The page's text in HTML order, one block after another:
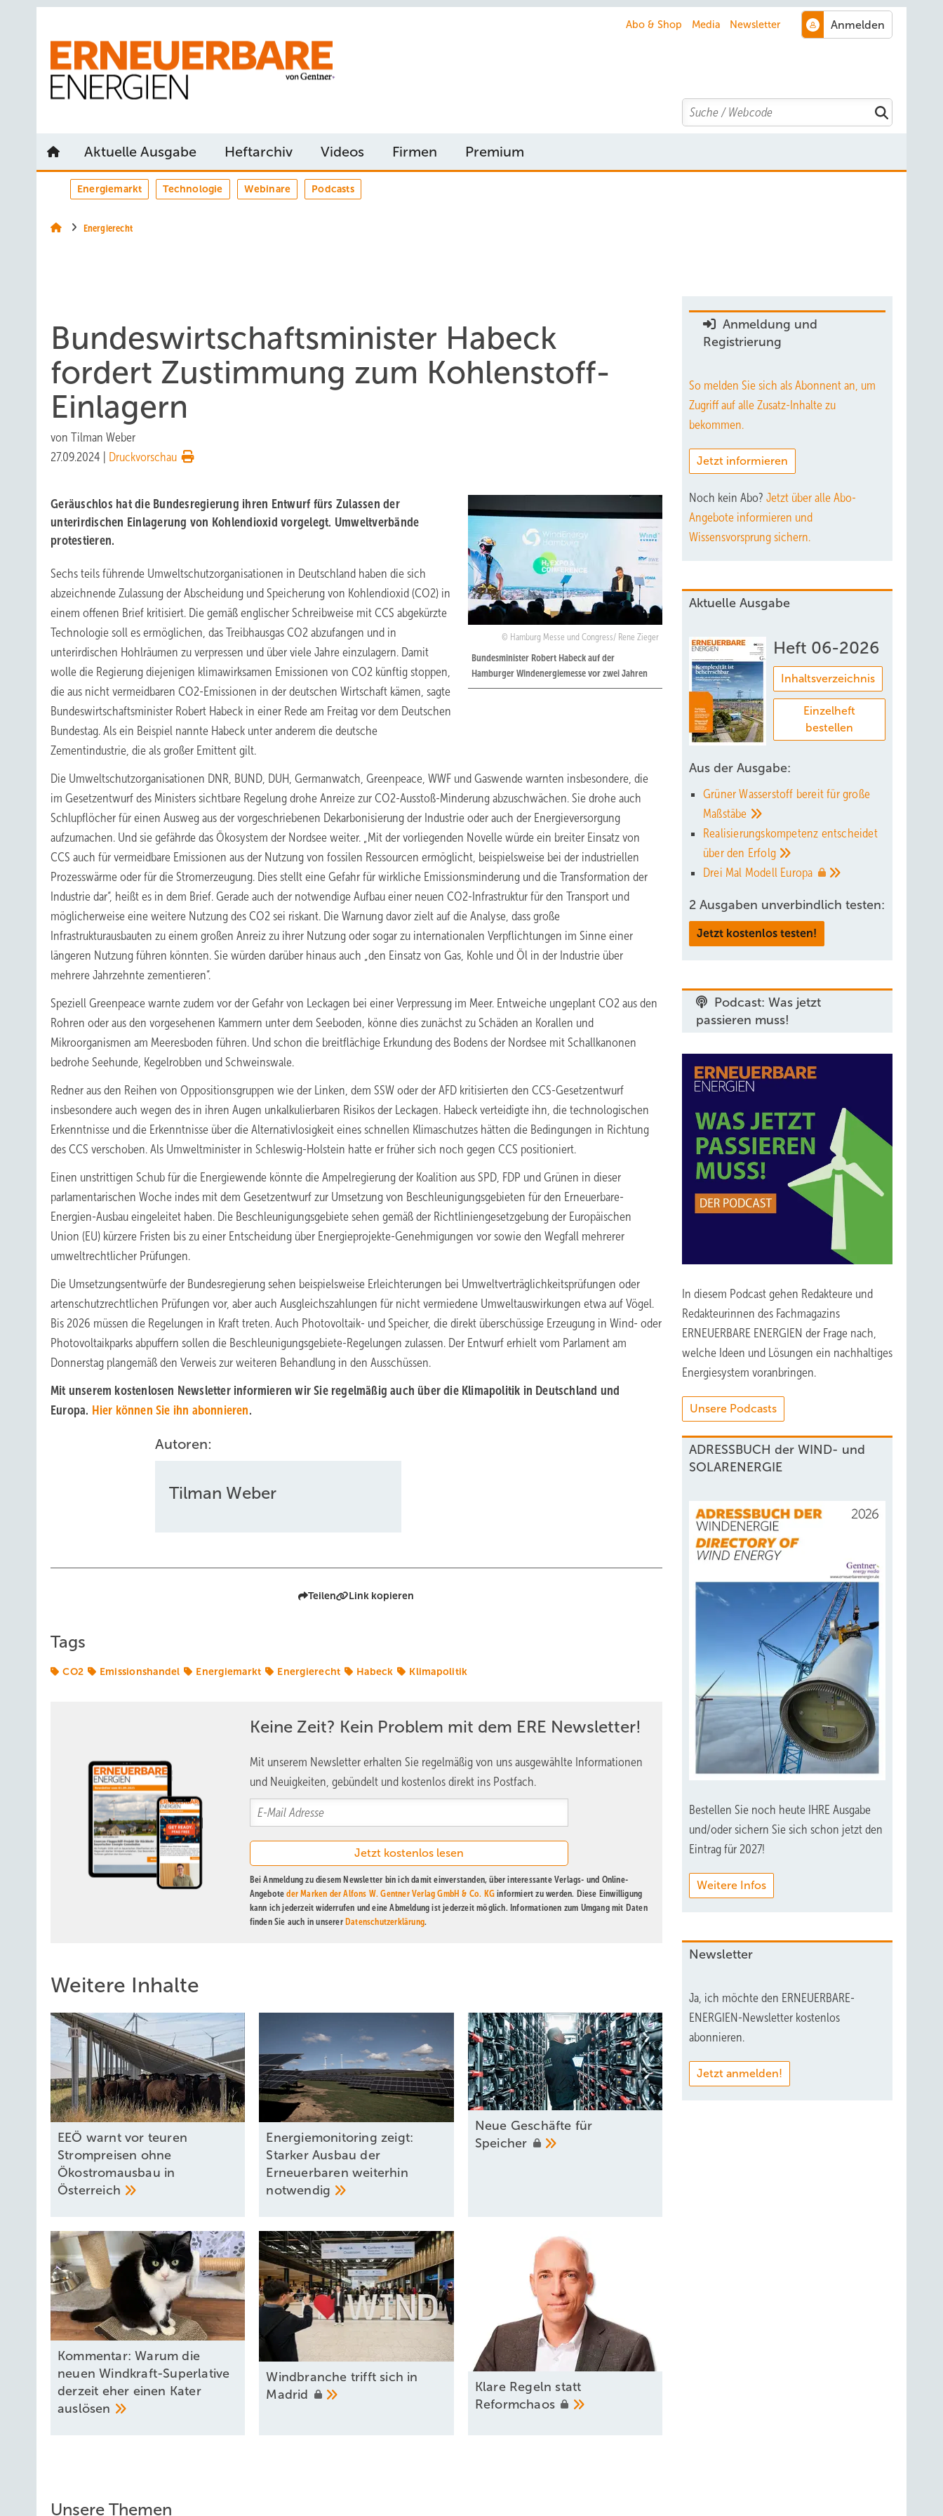
Abo & Shop Media Newsletter
Search
Aktuelle Ausgabe Heftarchiv Videos Firmen Premium
Energiemarkt Technologie Webinare Podcasts
Energierecht
Bundeswirtschaftsminister Habeck
fordert Zustimmung zum Kohlenstoff-
Einlagern
von Tilman Weber
27.09.2024
Druckvorschau
Hamburg Messe und Congress/ Rene Zieger
Bundesminister Robert Habeck auf der
Hamburger Windenergiemesse vor zwei Jahren
Geräuschlos hat die Bundesregierung ihren Entwurf fürs Zulassen der
unterirdischen Einlagerung von Kohlendioxid vorgelegt. Umweltverbände
protestieren.
Sechs teils führende Umweltschutzorganisationen in Deutschland haben die sich
abzeichnende Zulassung der Abscheidung und Speicherung von Kohlendioxid (CO2) in
einem offenen Brief kritisiert. Die gemäß englischer Schreibweise mit CCS abgekürzte
Technologie soll es ermöglichen, das Treibhausgas CO2 abzufangen und in
unterirdischen Hohlräumen zu verpressen und über viele Jahre einzulagern. Damit
wolle die Regierung diejenigen klimawirksamen Emissionen von CO2 künftig stoppen,
die aus nicht vermeidbaren CO2-Emissionen in der deutschen Wirtschaft kämen, sagte
Bundeswirtschaftsminister Robert Habeck in einer Rede am Freitag vor dem Deutschen
Bundestag. Als ein Beispiel nannte Habeck unter anderem die deutsche
Zementindustrie, die als großer Emittent gilt.
Die Umweltschutzorganisationen DNR, BUND, DUH, Germanwatch, Greenpeace, WWF und Gaswende warnten insbesondere, die
im Gesetzentwurf des Ministers sichtbare Regelung drohe Anreize zur CO2-Ausstoß-Minderung abzuschwächen. Sie drohe auch
Schlupflöcher für einen Ausweg aus der vorgeschriebenen Dekarbonisierung der Industrie oder auch der Energieversorgung
aufzumachen. Und sie gefährde das Ökosystem der Nordsee weiter. „Mit der vorliegenden Novelle würde ein breiter Einsatz von
CCS auch für vermeidbare Emissionen aus der Nutzung von fossilen Ressourcen ermöglicht, beispielsweise bei der industriellen
Prozesswärme oder für die Stromerzeugung. Dies stellt eine Gefahr für wirkliche Emissionsminderung und die Transformation der
Industrie dar“, heißt es in dem Brief. Gerade auch der notwendige Aufbau einer neuen CO2-Infrastruktur für den Transport und
möglicherweise eine weitere Nutzung des CO2 sei riskant. Die Warnung davor zielt auf die Analyse, dass große
Infrastrukturausbauten zu einem großen Anreiz zu ihrer Nutzung oder sogar zu internationalen Verpflichtungen im Sinne einer
längeren Nutzung führen könnten. Sie würden darüber hinaus auch „den Einsatz von Gas, Kohle und Öl in der Industrie über
mehrere Jahrzehnte zementieren“.
Speziell Greenpeace warnte zudem vor der Gefahr von Leckagen bei einer Verpressung im Meer. Entweiche ungeplant CO2 aus den
Rohren oder aus den vorgesehenen Kammern unter dem Seeboden, könne dies zunächst zu Schäden an Korallen und
Mikroorganismen am Meeresboden führen. Und schon die breitflächige Erkundung des Bodens der Nordsee mit Schallkanonen
bedrohe Seehunde, Kegelrobben und Schweinswale.
Redner aus den Reihen von Oppositionsgruppen wie der Linken, dem SSW oder der AFD kritisierten den CCS-Gesetzentwurf
insbesondere auch wegen des in ihren Augen unkalkulierbaren Risikos der Leckagen. Habeck verteidigte ihn, die technologischen
Erkenntnisse und die Erkenntnisse über die Alternativlosigkeit eines schnellen Klimaschutzes hätten die Bedingungen in Richtung
des CCS verschoben. Als Umweltminister in Schleswig-Holstein hatte er früher sich noch gegen CCS positioniert.
Einen unstrittigen Schub für die Energiewende könnte die Ampelregierung der Koalition aus SPD, FDP und Grünen in dieser
parlamentarischen Woche indes mit dem Gesetzentwurf zur Umsetzung von Beschleunigungsgebieten für den Erneuerbare-
Energien-Ausbau eingeleitet haben. Die Beschleunigungsgebiete sehen gemäß der Richtliniengesetzgebung der Europäischen
Union (EU) kürzere Fristen bis zu einer Entscheidung über Energieprojekte-Genehmigungen vor sowie den Wegfall mehrerer
umweltrechtlicher Prüfungen.
Die Umsetzungsentwürfe der Bundesregierung sehen beispielsweise Erleichterungen bei Umweltverträglichkeitsprüfungen oder
artenschutzrechtlichen Prüfungen vor, aber auch Ausgleichszahlungen für nicht vermiedene Umweltauswirkungen etwa auf Vögel.
Bis 2026 müssen die Regelungen in Kraft treten. Auch Photovoltaik- und Speicher, die direkt überschüssige Erzeugung in Wind- oder
Photovoltaikparks abpuffern sollen die Beschleunigungsgebiete-Regelungen zulassen. Der Entwurf erhielt vom Parlament am
Donnerstag plangemäß den Verweis zur weiteren Behandlung in den Ausschüssen.
Mit unserem kostenlosen Newsletter informieren wir Sie regelmäßig auch über die Klimapolitik in Deutschland und
Europa. Hier können Sie ihn abonnieren.
Autoren:
Tilman Weber
Teilen Link kopieren
Tags
CO2 Emissionshandel Energiemarkt Energierecht Habeck Klimapolitik
Keine Zeit? Kein Problem mit dem ERE Newsletter!
Mit unserem Newsletter erhalten Sie regelmäßig von uns ausgewählte Informationen
und Neuigkeiten, gebündelt und kostenlos direkt ins Postfach.
Bei Anmeldung zu diesem Newsletter bin ich damit einverstanden, über interessante Verlags- und Online-
Angeboteder Marken der Alfons W. Gentner Verlag GmbH & Co. KG informiert zu werden. Diese Einwilligung
kann ich jederzeit widerrufen und eine Abmeldung ist jederzeit möglich. Informationen zum Umgang mit Daten
finden Sie auch in unserer Datenschutzerklärung.
Weitere Inhalte
EEÖ warnt vor teuren
Strompreisen ohne
Ökostromausbau in
Österreich
Energiemonitoring zeigt:
Starker Ausbau der
Erneuerbaren weiterhin
notwendig
Neue Geschäfte für
Speicher
Kommentar: Warum die
neuen Windkraft-Superlative
derzeit eher einen Kater
auslösen
Windbranche trifft sich in
Madrid
Klare Regeln statt
Reformchaos
Anmeldung und
Registrierung
So melden Sie sich als Abonnent an, um
Zugriff auf alle Zusatz-Inhalte zu
bekommen.
Jetzt informieren
Noch kein Abo? Jetzt über alle Abo-
Angebote informieren und
Wissensvorsprung sichern.
Aktuelle Ausgabe
Heft 06-2026
Inhaltsverzeichnis
Einzelheft
bestellen
Aus der Ausgabe:
Grüner Wasserstoff bereit für große
Maßstäbe
Realisierungskompetenz entscheidet
über den Erfolg
Drei Mal Modell Europa
2 Ausgaben unverbindlich testen:
Jetzt kostenlos testen!
Podcast: Was jetzt
passieren muss!
In diesem Podcast gehen Redakteure und
Redakteurinnen des Fachmagazins
ERNEUERBARE ENERGIEN der Frage nach,
welche Ideen und Lösungen ein nachhaltiges
Energiesystem voranbringen.
Unsere Podcasts
ADRESSBUCH der WIND- und
SOLARENERGIE
Bestellen Sie noch heute IHRE Ausgabe
und/oder sichern Sie sich schon jetzt den
Eintrag für 2027!
Weitere Infos
Newsletter
Ja, ich möchte den ERNEUERBARE-
ENERGIEN-Newsletter kostenlos
abonnieren.
Jetzt anmelden!
Unsere Themen